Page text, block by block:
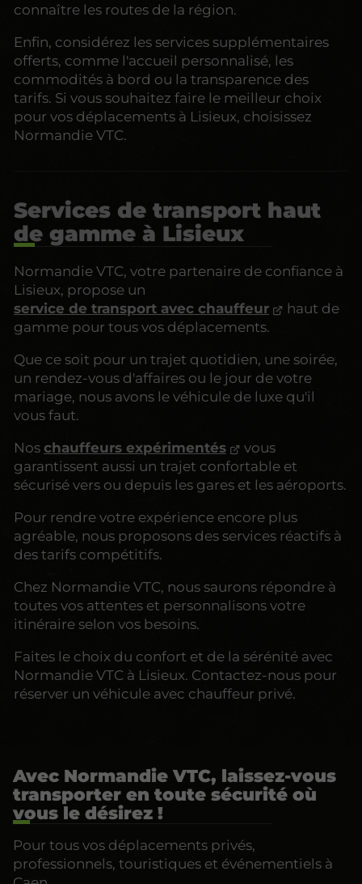
connaître les routes de la région.
Enfin, considérez les services supplémentaires
offerts, comme l'accueil personnalisé, les
commodités à bord ou la transparence des
tarifs. Si vous souhaitez faire le meilleur choix
pour vos déplacements à Lisieux, choisissez
Normandie VTC.
Services de transport haut
de gamme à Lisieux
Normandie VTC, votre partenaire de confiance à
Lisieux, propose un
service de transport avec chauffeur
haut de
gamme pour tous vos déplacements.
Que ce soit pour un trajet quotidien, une soirée,
un rendez-vous d'affaires ou le jour de votre
mariage, nous avons le véhicule de luxe qu'il
vous faut.
Nos chauffeurs expérimentés
vous
garantissent aussi un trajet confortable et
sécurisé vers ou depuis les gares et les aéroports.
Pour rendre votre expérience encore plus
agréable, nous proposons des services réactifs à
des tarifs compétitifs.
Chez Normandie VTC, nous saurons répondre à
toutes vos attentes et personnalisons votre
itinéraire selon vos besoins.
Faites le choix du confort et de la sérénité avec
Normandie VTC à Lisieux. Contactez-nous pour
réserver un véhicule avec chauffeur privé.
Avec Normandie VTC, laissez-vous
transporter en toute sécurité où
vous le désirez !
Pour tous vos déplacements privés,
professionnels, touristiques et événementiels à